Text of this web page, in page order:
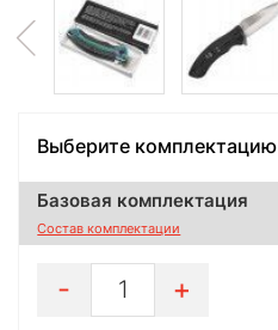
Выберите комплектацию
Базовая комплектация
Состав комплектации
1